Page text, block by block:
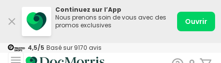
Continuez sur l’App
Nous prenons soin de vous avec des
promos exclusives
Ouvrir
4,5/5 Basé sur 9170 avis